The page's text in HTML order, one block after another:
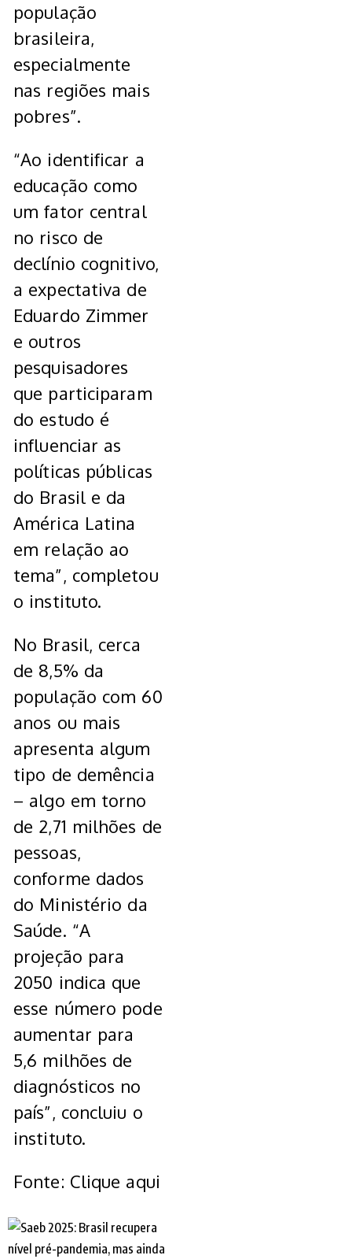
população
brasileira,
especialmente
nas regiões mais
pobres”.
“Ao identificar a
educação como
um fator central
no risco de
declínio cognitivo,
a expectativa de
Eduardo Zimmer
e outros
pesquisadores
que participaram
do estudo é
influenciar as
políticas públicas
do Brasil e da
América Latina
em relação ao
tema”, completou
o instituto.
No Brasil, cerca
de 8,5% da
população com 60
anos ou mais
apresenta algum
tipo de demência
– algo em torno
de 2,71 milhões de
pessoas,
conforme dados
do Ministério da
Saúde. “A
projeção para
2050 indica que
esse número pode
aumentar para
5,6 milhões de
diagnósticos no
país”, concluiu o
instituto.
Fonte: Clique aqui